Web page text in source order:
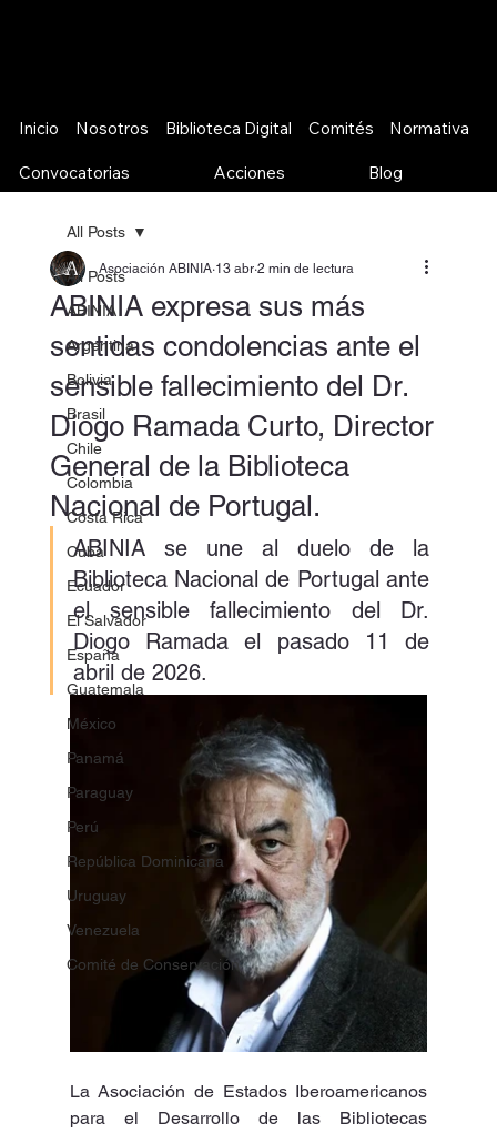
Inicio Nosotros Biblioteca Digital Comités Normativa
Convocatorias Acciones Blog
All Posts
ABINIA
Argentina
Bolivia
Brasil
Chile
Colombia
Costa Rica
Cuba
Ecuador
El Salvador
España
Guatemala
México
Panamá
Paraguay
Perú
República Dominicana
Uruguay
Venezuela
Comité de Conservación
All Posts
ABINIA expresa sus más
sentidas condolencias ante el
sensible fallecimiento del Dr.
Diogo Ramada Curto, Director
General de la Biblioteca
Nacional de Portugal.
Asociación ABINIA 13 abr 2 min de lectura
ABINIA se une al duelo de la
Biblioteca Nacional de Portugal ante
el sensible fallecimiento del Dr.
Diogo Ramada el pasado 11 de
abril de 2026.
La Asociación de Estados Iberoamericanos
para el Desarrollo de las Bibliotecas